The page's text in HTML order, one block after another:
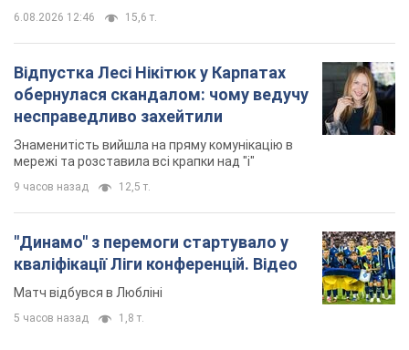
6.08.2026 12:46 15,6 т.
Відпустка Лесі Нікітюк у Карпатах
обернулася скандалом: чому ведучу
несправедливо захейтили
Знаменитість вийшла на пряму комунікацію в
мережі та розставила всі крапки над "і"
9 часов назад 12,5 т.
"Динамо" з перемоги стартувало у
кваліфікації Ліги конференцій. Відео
Матч відбувся в Любліні
5 часов назад 1,8 т.